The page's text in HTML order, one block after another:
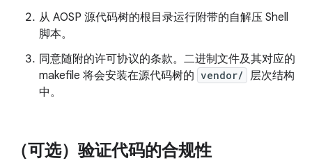
从 AOSP 源代码树的根目录运行附带的自解压 Shell
脚本。
同意随附的许可协议的条款。二进制文件及其对应的
makefile 将会安装在源代码树的 vendor/
层次结构
中。
（可选）验证代码的合规性